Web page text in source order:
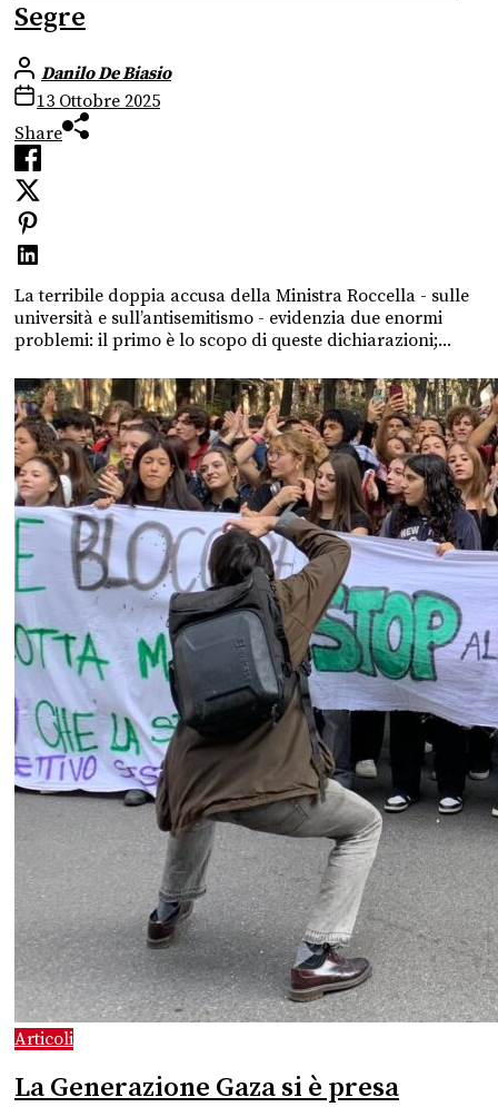
Segre
Danilo De Biasio
13 Ottobre 2025
Share
La terribile doppia accusa della Ministra Roccella - sulle
università e sull’antisemitismo - evidenzia due enormi
problemi: il primo è lo scopo di queste dichiarazioni;...
Articoli
La Generazione Gaza si è presa